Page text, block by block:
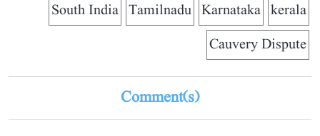
kerala
Karnataka
Tamilnadu
South India
Cauvery Dispute
Comment(s)